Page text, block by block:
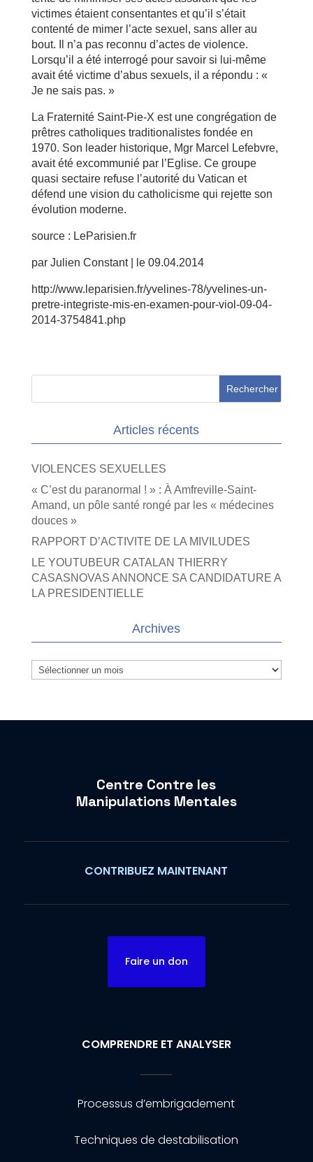
victimes étaient consentantes et qu’il s’était
contenté de mimer l’acte sexuel, sans aller au
bout. Il n’a pas reconnu d’actes de violence.
Lorsqu’il a été interrogé pour savoir si lui-même
avait été victime d’abus sexuels, il a répondu : «
Je ne sais pas. »
La Fraternité Saint-Pie-X est une congrégation de
prêtres catholiques traditionalistes fondée en
1970. Son leader historique, Mgr Marcel Lefebvre,
avait été excommunié par l’Eglise. Ce groupe
quasi sectaire refuse l’autorité du Vatican et
défend une vision du catholicisme qui rejette son
évolution moderne.
source : LeParisien.fr
par Julien Constant | le 09.04.2014
http://www.leparisien.fr/yvelines-78/yvelines-un-
pretre-integriste-mis-en-examen-pour-viol-09-04-
2014-3754841.php
Articles récents
VIOLENCES SEXUELLES
« C’est du paranormal ! » : À Amfreville-Saint-
Amand, un pôle santé rongé par les « médecines
douces »
RAPPORT D’ACTIVITE DE LA MIVILUDES
LE YOUTUBEUR CATALAN THIERRY
CASASNOVAS ANNONCE SA CANDIDATURE A
LA PRESIDENTIELLE
Archives
Archives
Centre Contre les
Manipulations Mentales
CONTRIBUEZ MAINTENANT
Faire un don
COMPRENDRE ET ANALYSER
Processus d’embrigadement
Techniques de destabilisation